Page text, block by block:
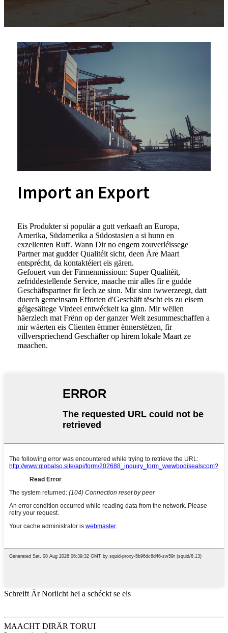
Import an Export
Eis Produkter si populär a gutt verkaaft an Europa,
Amerika, Südamerika a Südostasien a si hunn en
exzellenten Ruff. Wann Dir no engem zouverléissege
Partner mat gudder Qualitéit sicht, deen Äre Maart
entsprécht, da kontaktéiert eis gären.
Gefouert vun der Firmenmissioun: Super Qualitéit,
zefriddestellende Service, maache mir alles fir e gudde
Geschäftspartner fir Iech ze sinn. Mir sinn iwwerzeegt, datt
duerch gemeinsam Efforten d'Geschäft tëscht eis zu eisem
géigesäitege Virdeel entwéckelt ka ginn. Mir wëllen
häerzlech mat Frënn op der ganzer Welt zesummeschaffen a
mir wäerten eis Clienten ëmmer ënnerstëtzen, fir
villverspriechend Geschäfter op hirem lokale Maart ze
maachen.
Schreift Är Noriicht hei a schéckt se eis
MAACHT DIRÄR TORUI